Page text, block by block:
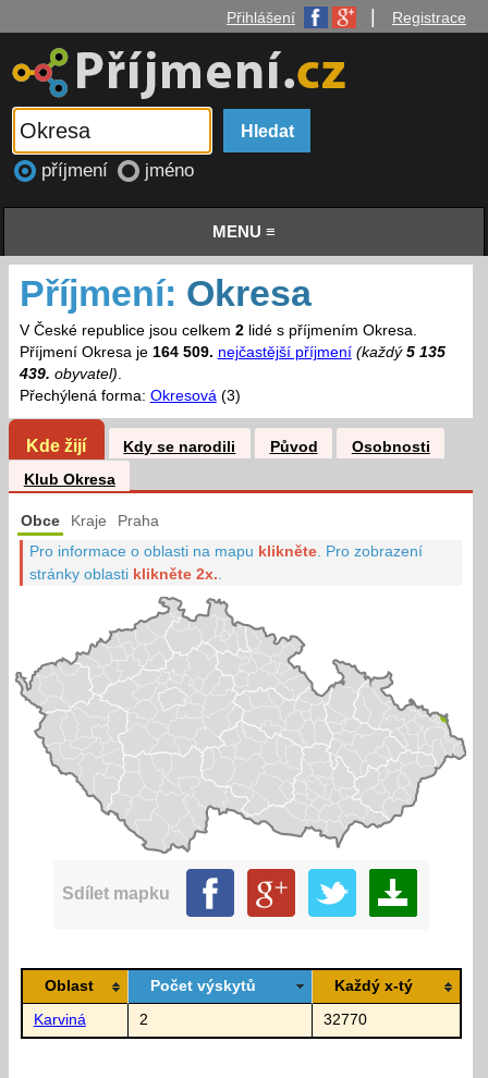
Přihlášení Registrace
příjmení jméno
MENU ≡
Příjmení: Okresa
V České republice jsou celkem 2lidé s příjmením Okresa.
Příjmení Okresa je 164 509. nejčastější příjmení (každý 5 135
439. obyvatel).
Přechýlená forma: Okresová(3)
Kde žijí Kdy se narodili Původ
Osobnosti
Klub Okresa
Obce Kraje Praha
Pro informace o oblasti na mapu klikněte Pro zobrazení
stránky oblasti klikněte 2x.
Sdílet mapku
Oblast Počet výskytů Každý x-tý
Karviná 2 32770